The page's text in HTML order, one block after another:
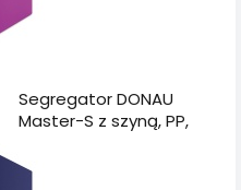
Segregator DONAU
Master-S z szyną, PP,